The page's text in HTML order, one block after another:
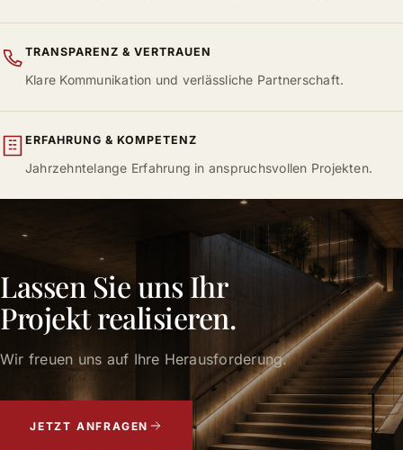
TRANSPARENZ & VERTRAUEN
Klare Kommunikation und verlässliche Partnerschaft.
ERFAHRUNG & KOMPETENZ
Jahrzehntelange Erfahrung in anspruchsvollen Projekten.
Lassen Sie uns Ihr
Projekt realisieren.
Wir freuen uns auf Ihre Herausforderung.
JETZT ANFRAGEN